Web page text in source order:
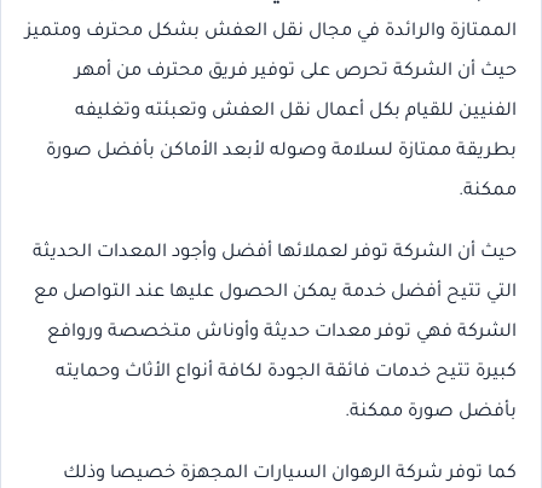
الممتازة والرائدة في مجال نقل العفش بشكل محترف ومتميز
حيث أن الشركة تحرص على توفير فريق محترف من أمهر
الفنيين للقيام بكل أعمال نقل العفش وتعبئته وتغليفه
بطريقة ممتازة لسلامة وصوله لأبعد الأماكن بأفضل صورة
ممكنة.
حيث أن الشركة توفر لعملائها أفضل وأجود المعدات الحديثة
التي تتيح أفضل خدمة يمكن الحصول عليها عند التواصل مع
الشركة فهي توفر معدات حديثة وأوناش متخصصة وروافع
كبيرة تتيح خدمات فائقة الجودة لكافة أنواع الأثاث وحمايته
بأفضل صورة ممكنة.
كما توفر شركة الرهوان السيارات المجهزة خصيصا وذلك